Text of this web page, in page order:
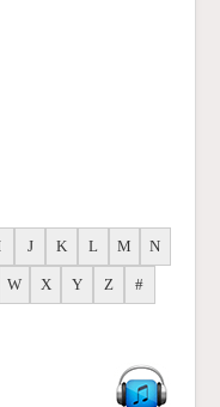
J K L M N
W X Y Z #